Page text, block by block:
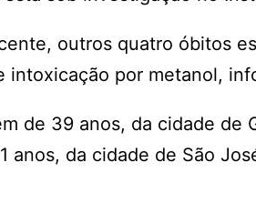
outros quatro óbitos
intoxicação por metanol,
de 39 anos, da cidade de
anos, da cidade de São